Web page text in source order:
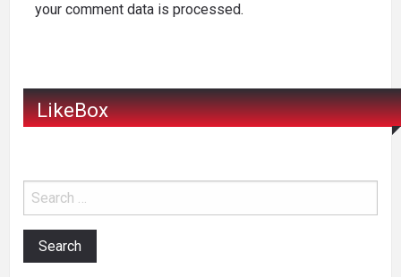
your comment data is processed.
LikeBox